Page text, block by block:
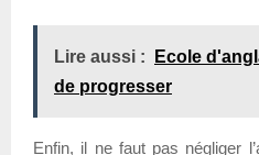
Lire aussi :
Ecole
de progresser
Enfin, il ne faut pas négliger